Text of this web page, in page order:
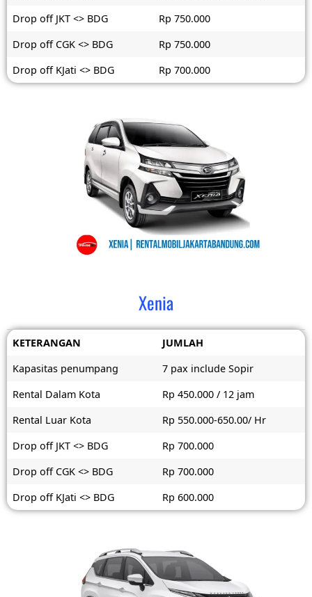
Drop off JKT <> BDG
Rp 750.000
Drop off CGK <> BDG
Rp 750.000
Drop off KJati <> BDG
Rp 700.000
Xenia
KETERANGAN
JUMLAH
Kapasitas penumpang
7 pax include Sopir
Rental Dalam Kota
Rp 450.000 / 12 jam
Rental Luar Kota
Rp 550.000-650.00/ Hr
Drop off JKT <> BDG
Rp 700.000
Drop off CGK <> BDG
Rp 700.000
Drop off KJati <> BDG
Rp 600.000